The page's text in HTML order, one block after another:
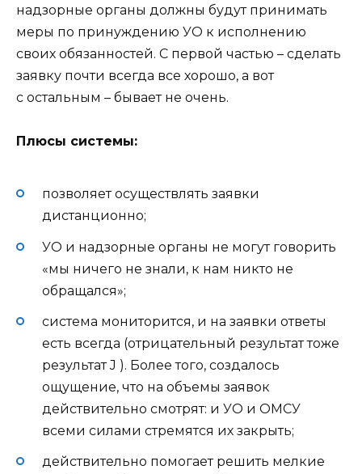
надзорные органы должны будут принимать
меры по принуждению УО к исполнению
своих обязанностей. С первой частью – сделать
заявку почти всегда все хорошо, а вот
с остальным – бывает не очень.
Плюсы системы:
позволяет осуществлять заявки
дистанционно;
УО и надзорные органы не могут говорить
«мы ничего не знали, к нам никто не
обращался»;
система мониторится, и на заявки ответы
есть всегда (отрицательный результат тоже
результат J ). Более того, создалось
ощущение, что на объемы заявок
действительно смотрят: и УО и ОМСУ
всеми силами стремятся их закрыть;
действительно помогает решить мелкие